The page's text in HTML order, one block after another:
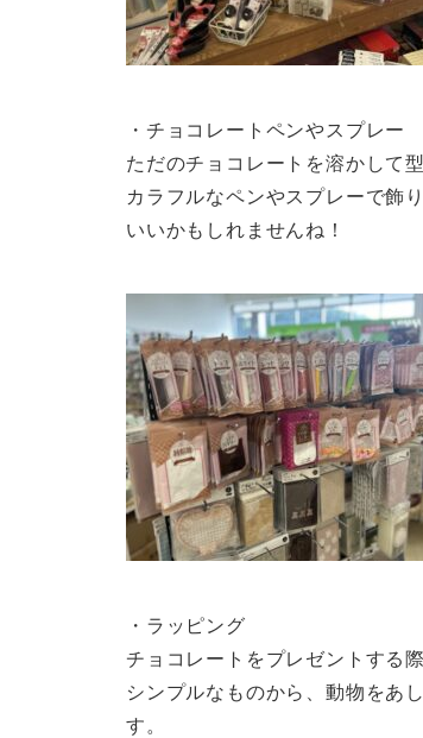
・チョコレートペンやスプレー
ただのチョコレートを溶かして
カラフルなペンやスプレーで飾
いいかもしれませんね！
・ラッピング
チョコレートをプレゼントする
シンプルなものから、動物をあ
す。